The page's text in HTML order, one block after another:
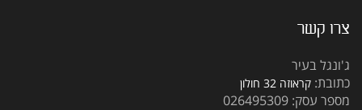
צרו קשר
ג'ונגל בעיר
כתובת: קראוזה 32 חולון
מספר עסק: 026495309